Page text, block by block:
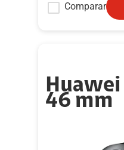
Comparar
Huawei
46 mm